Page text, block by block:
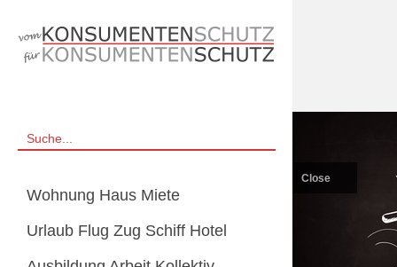
Wohnung Haus Miete
Urlaub Flug Zug Schiff Hotel
Close